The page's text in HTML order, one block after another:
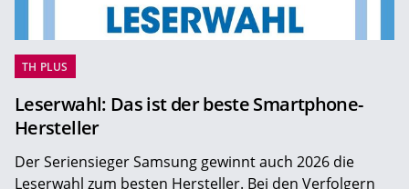
TH PLUS
Leserwahl: Das ist der beste Smartphone-
Hersteller
Der Seriensieger Samsung gewinnt auch 2026 die
Leserwahl zum ­besten Hersteller. Bei den Verfolgern